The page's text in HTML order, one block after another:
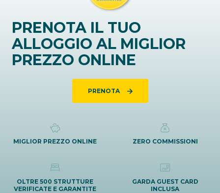
PRENOTA IL TUO
ALLOGGIO AL MIGLIOR
PREZZO ONLINE
PRENOTA
MIGLIOR PREZZO ONLINE ZERO COMMISSIONI
OLTRE 500 STRUTTURE
VERIFICATE E GARANTITE
GARDA GUEST CARD
INCLUSA